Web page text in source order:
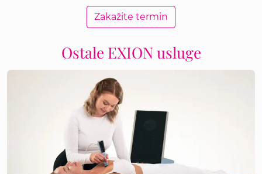
Zakažite termin
Ostale EXION usluge